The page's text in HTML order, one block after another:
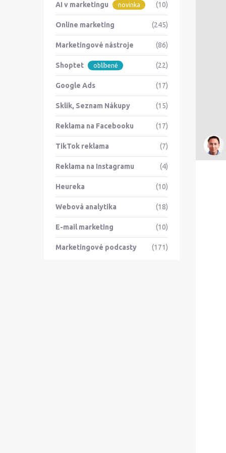
AI v marketingu novinka (10)
Online marketing (245)
Marketingové nástroje (86)
Shoptet oblíbené (22)
Google Ads (17)
Sklik, Seznam Nákupy (15)
Reklama na Facebooku (17)
TikTok reklama (7)
Reklama na Instagramu (4)
Heureka (10)
Webová analytika (18)
E-mail marketing (10)
Marketingové podcasty (171)